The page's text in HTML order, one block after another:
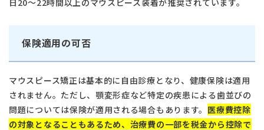
保険適用の可否
マウスピース矯正は基本的に自由診療となり、健康保険は適用
されません。ただし、顎変形症など特定の疾患による歯並びの
問題については保険が適用される場合もあります。 医療費控除
の対象となることもあるため、治療費の一部を税金から控除で